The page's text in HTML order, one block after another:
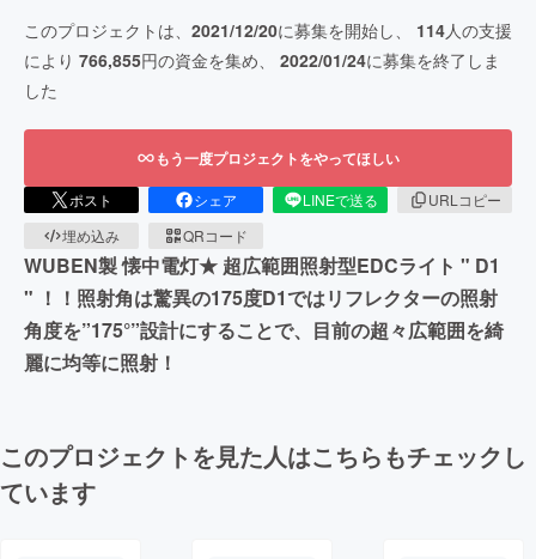
このプロジェクトは、 2021/12/20に募集を開始し、 114人の支援
により 766,855円の資金を集め、 2022/01/24に募集を終了しま
した
もう一度プロジェクトをやってほしい
ポスト シェア LINEで送る
URLコピー
埋め込み
QRコード
WUBEN製 懐中電灯★ 超広範囲照射型EDCライト " D1
" ！！照射角は驚異の175度D1ではリフレクターの照射
角度を”175°”設計にすることで、目前の超々広範囲を綺
麗に均等に照射！
このプロジェクトを見た人はこちらもチェックし
ています